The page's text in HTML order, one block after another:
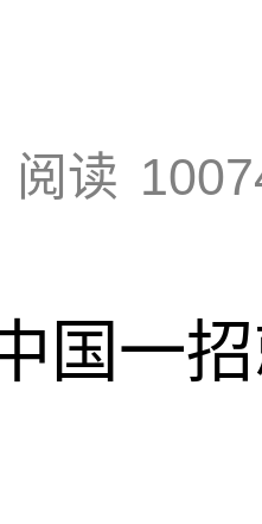
阅读
国一